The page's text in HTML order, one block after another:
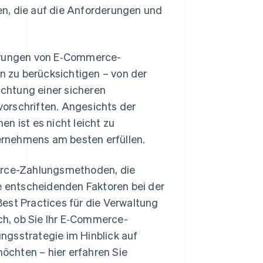
die auf die Anforderungen und
von E‑Commerce-
zu berücksichtigen – von der
einer sicheren
Angesichts der
ist es nicht leicht zu
am besten erfüllen.
Zahlungsmethoden, die
entscheidenden Faktoren bei der
Practices für die Verwaltung
ob Sie Ihr E‑Commerce-
im Hinblick auf
– hier erfahren Sie